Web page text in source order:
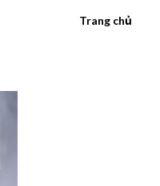
Trang chủ